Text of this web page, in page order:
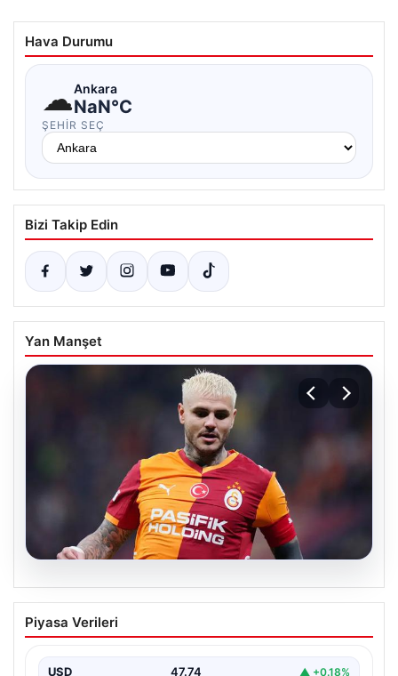
Hava Durumu
☁Ankara
NaN°C
ŞEHIR SEÇ
Bizi Takip Edin
Yan Manşet
07.08.2026
Mauro Icardi ile Galatasaray arasındaki
aşk tamamen bitti!
Piyasa Verileri
USD 47.74 ▲ +0.18%